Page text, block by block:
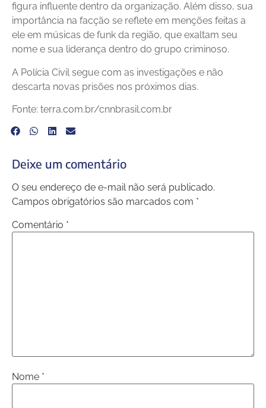
figura influente dentro da organização. Além disso, sua
importância na facção se reflete em menções feitas a
ele em músicas de funk da região, que exaltam seu
nome e sua liderança dentro do grupo criminoso.
A Polícia Civil segue com as investigações e não
descarta novas prisões nos próximos dias.
Fonte: terra.com.br/cnnbrasil.com.br
Deixe um comentário
O seu endereço de e-mail não será publicado.
Campos obrigatórios são marcados com *
Comentário *
Nome *